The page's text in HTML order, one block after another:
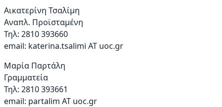
Αικατερίνη Τσαλίμη
Αναπλ. Προϊσταμένη
Τηλ: 2810 393660
email: katerina.tsalimi ΑΤ uoc.gr
Μαρία Παρτάλη
Γραμματεία
Τηλ: 2810 393661
email: partalim AT uoc.gr